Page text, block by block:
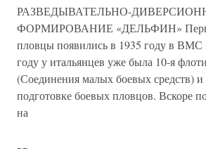
РАЗВЕДЫВАТЕЛЬНО-
ФОРМИРОВАНИЕ «ДЕЛЬФИН»
пловцы появились в 1935 году в ВМС
году у итальянцев уже была 10-я
(Соединения малых боевых средств)
подготовке боевых пловцов. Вскоре
на